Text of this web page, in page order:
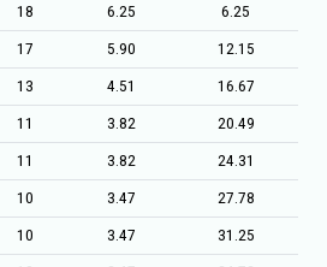
18 6.25
6.25
17 5.90
12.15
13 4.51
16.67
11 3.82
20.49
11 3.82
24.31
10 3.47
27.78
10 3.47
31.25